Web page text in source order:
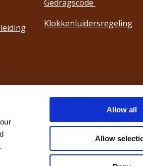
Allow all
Allow
Gedragscode
Klokkenluidersregeling